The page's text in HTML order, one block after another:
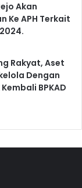
Akan
Ke APH Terkait
Rakyat, Aset
Dengan
BPKAD